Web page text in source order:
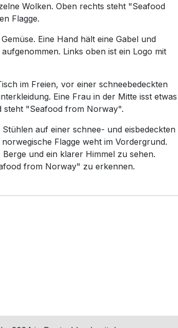
Wolken. Oben rechts steht "Seafood
Flagge.
Eine Hand hält eine Gabel und
Links oben ist ein Logo mit
im Freien, vor einer schneebedeckten
Eine Frau in der Mitte isst etwas
steht "Seafood from Norway".
auf einer schnee- und eisbedeckten
Flagge weht im Vordergrund.
und ein klarer Himmel zu sehen.
from Norway" zu erkennen.